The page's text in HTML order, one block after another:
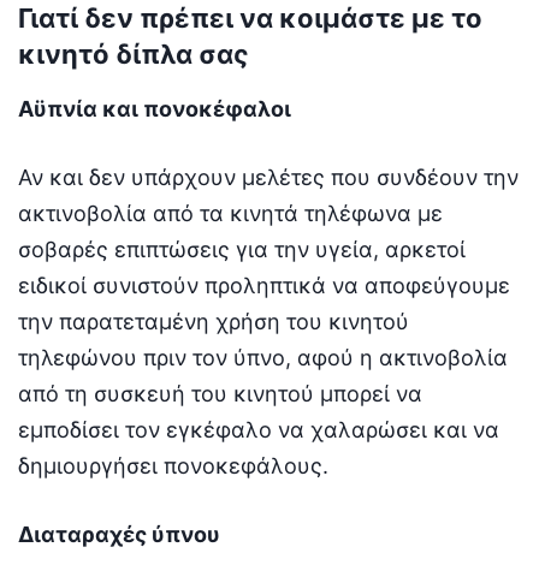
Γιατί δεν πρέπει να κοιμάστε με το
κινητό δίπλα σας
Αϋπνία και πονοκέφαλοι
Αν και δεν υπάρχουν μελέτες που συνδέουν την
ακτινοβολία από τα κινητά τηλέφωνα με
σοβαρές επιπτώσεις για την υγεία, αρκετοί
ειδικοί συνιστούν προληπτικά να αποφεύγουμε
την παρατεταμένη χρήση του κινητού
τηλεφώνου πριν τον ύπνο, αφού η ακτινοβολία
από τη συσκευή του κινητού μπορεί να
εμποδίσει τον εγκέφαλο να χαλαρώσει και να
δημιουργήσει πονοκεφάλους.
Διαταραχές ύπνου